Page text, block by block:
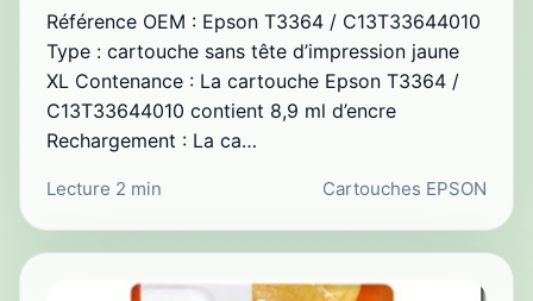
Référence OEM : Epson T3364 / C13T33644010
Type : cartouche sans tête d’impression jaune
XL Contenance : La cartouche Epson T3364 /
C13T33644010 contient 8,9 ml d’encre
Rechargement : La ca…
Lecture 2 min Cartouches EPSON